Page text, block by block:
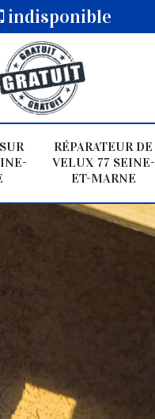
indisponible
RÉPARATEUR DE
VELUX 77 SEINE-
ET-MARNE